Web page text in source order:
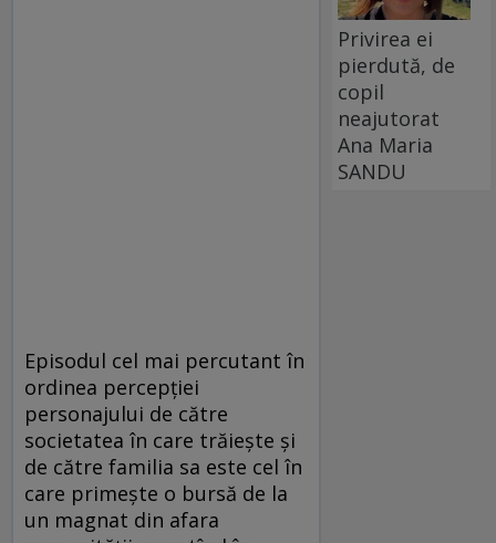
Episodul cel mai percutant în
ordinea percepției
personajului de către
societatea în care trăiește și
de către familia sa este cel în
care primește o bursă de la
un magnat din afara
Privirea ei
pierdută, de
copil
neajutorat
Ana Maria
SANDU